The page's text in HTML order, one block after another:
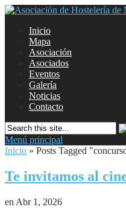
Inicio
Mapa
Asociación
Asociados
Eventos
Galería
Noticias
Contacto
Menú principal
Inicio » Posts Tagged "
Te invitamos al
en Abr 1, 2026